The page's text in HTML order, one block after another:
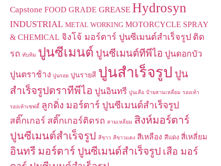
Capstone FOOD GRADE GREASE Hydrosyn
INDUSTRIAL METAL WORKING MOTORCYCLE SPRAY
& CHEMICAL จิงโจ้ มอร์ตาร์ ปูนซีเมนต์สำเร็จรูป ติด
รถ ทับทิม ปูนซีเมนต์ ปูนซีเมนต์ทีพีไอ ปูนดอกบัว
ปูนตราช้าง ปูนรอย ปูนรายสี ปูนสำเร็จรูป ปูน
สำเร็จรูปตราทีพีไอ ปูนอินทรี ปูนเสือ ป้ายสามเหลี่ยม รองเท้า
รองเท้าเซฟตี้ ลูกดิ่ง มอร์ตาร์ ปูนซีเมนต์สำเร็จรูป
สติ๊กเกอร์ สติ๊กเกอร์ติดรถ สามเหลี่ยม สิงห์มอร์ตาร์
ปูนซีเมนต์สำเร็จรูป สีขาว สีขาวแดง สีเหลือง สีแดง สี่เหลี่ยม
อินทรี มอร์ตาร์ ปูนซีเมนต์สำเร็จรูป เสือ มอร์